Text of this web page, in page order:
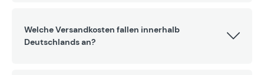
Welche Versandkosten fallen innerhalb
Deutschlands an?